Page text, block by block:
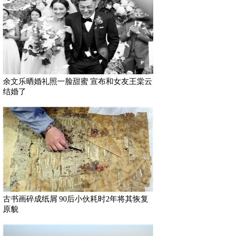
余文乐晒婚礼照一脸甜蜜 宣布和女友王棠云
结婚了
古书画碎成纸屑 90后小伙耗时2年将其恢复
原貌